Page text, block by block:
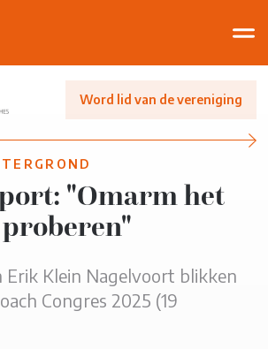
Word lid van de vereniging
"Omarm het
Erik Klein Nagelvoort blikken
Congres 2025 (19